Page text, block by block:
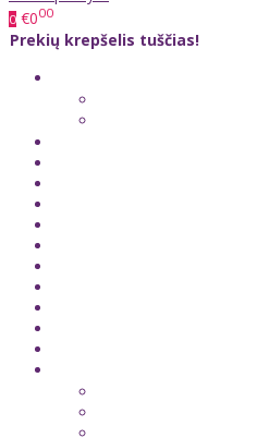
0 €000
Prekių krepšelis tuščias!